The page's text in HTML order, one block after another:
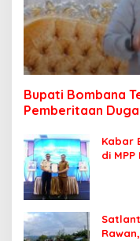
Bupati Bombana
Pemberitaan
Kabar
di